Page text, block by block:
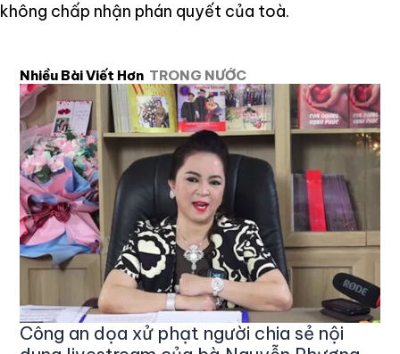
không chấp nhận phán quyết của toà.
Nhiều Bài Viết Hơn TRONG NƯỚC
Công an dọa xử phạt người chia sẻ nội